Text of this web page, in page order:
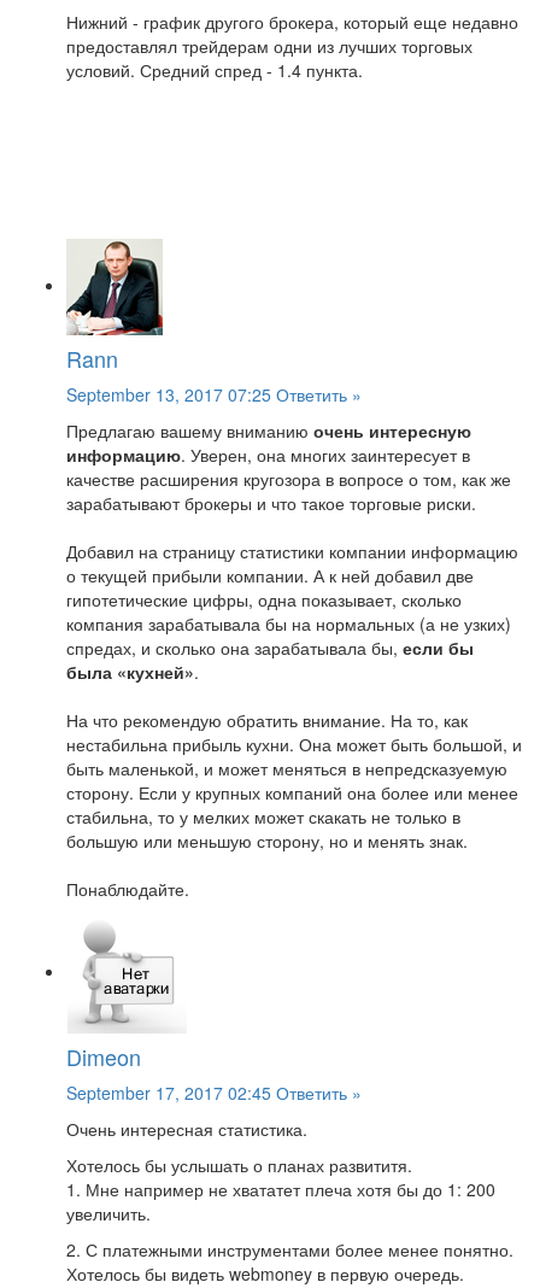
Нижний - график другого брокера, который еще недавно
предоставлял трейдерам одни из лучших торговых
условий. Средний спред - 1.4 пункта.
Rann
September 13, 2017 07:25 Ответить »
Предлагаю вашему вниманию очень интересную
информацию. Уверен, она многих заинтересует в
качестве расширения кругозора в вопросе о том, как же
зарабатывают брокеры и что такое торговые риски.
Добавил на страницу статистики компании информацию
о текущей прибыли компании. А к ней добавил две
гипотетические цифры, одна показывает, сколько
компания зарабатывала бы на нормальных (а не узких)
спредах, и сколько она зарабатывала бы, если бы
была «кухней».
На что рекомендую обратить внимание. На то, как
нестабильна прибыль кухни. Она может быть большой, и
быть маленькой, и может меняться в непредсказуемую
сторону. Если у крупных компаний она более или менее
стабильна, то у мелких может скакать не только в
большую или меньшую сторону, но и менять знак.
Понаблюдайте.
Dimeon
September 17, 2017 02:45 Ответить »
Очень интересная статистика.
Хотелось бы услышать о планах развититя.
1. Мне например не хвататет плеча хотя бы до 1: 200
увеличить.
2. С платежными инструментами более менее понятно.
Хотелось бы видеть webmoney в первую очередь.